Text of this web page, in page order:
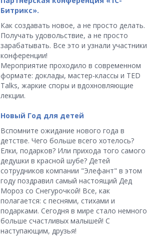
Битрикс».
Как создавать новое, а не просто делать.
Получать удовольствие, а не просто
зарабатывать. Все это и узнали участники
конференции!
Мероприятие проходило в современном
формате: доклады, мастер-классы и TED
Talks, жаркие споры и вдохновляющие
лекции.
Новый Год для детей
Вспомните ожидание нового года в
детстве. Чего больше всего хотелось?
Елки, подарков? Или прихода того самого
дедушки в красной шубе? Детей
сотрудников компании "Элефант" в этом
году поздравил самый настоящий Дед
Мороз со Снегурочкой! Все, как
полагается: с песнями, стихами и
подарками. Сегодня в мире стало немного
больше счастливых малышей! С
наступающим, друзья!